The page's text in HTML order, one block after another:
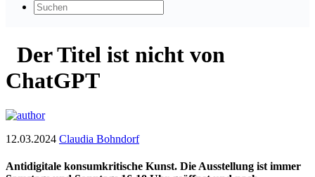
Der Titel ist nicht von
ChatGPT
12.03.2024 Claudia Bohndorf
Antidigitale konsumkritische Kunst. Die Ausstellung ist immer